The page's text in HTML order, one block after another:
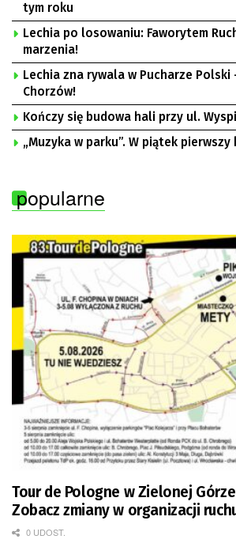
tym roku
Lechia po losowaniu: Faworytem
marzenia!
Lechia zna rywala w Pucharze Polski
Chorzów!
Kończy się budowa hali przy ul.
„Muzyka w parku”. W piątek
popularne
Tour de Pologne w Zielonej
Zobacz zmiany w organizacji
0 UDOST.